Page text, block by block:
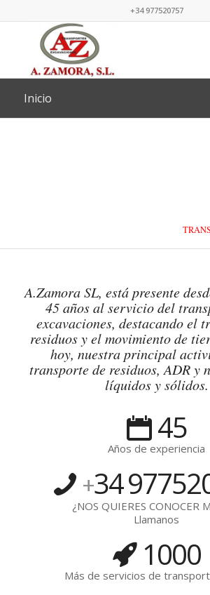
+34 977520757
Inicio
A.Zamora SL, está presente
45 años al servicio del
excavaciones, destacando el
residuos y el movimiento de
hoy, nuestra principal
transporte de residuos, ADR y
líquidos y sólidos.
45
Años de experiencia
+34
¿NOS QUIERES CONOCER
Llamanos
1000
Más de servicios de